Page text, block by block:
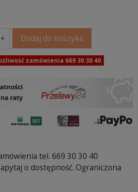
+ Dodaj do koszyka
zamówienia 669 30 30 40
tel. 669 30 30 40
o dostępność. Ograniczona